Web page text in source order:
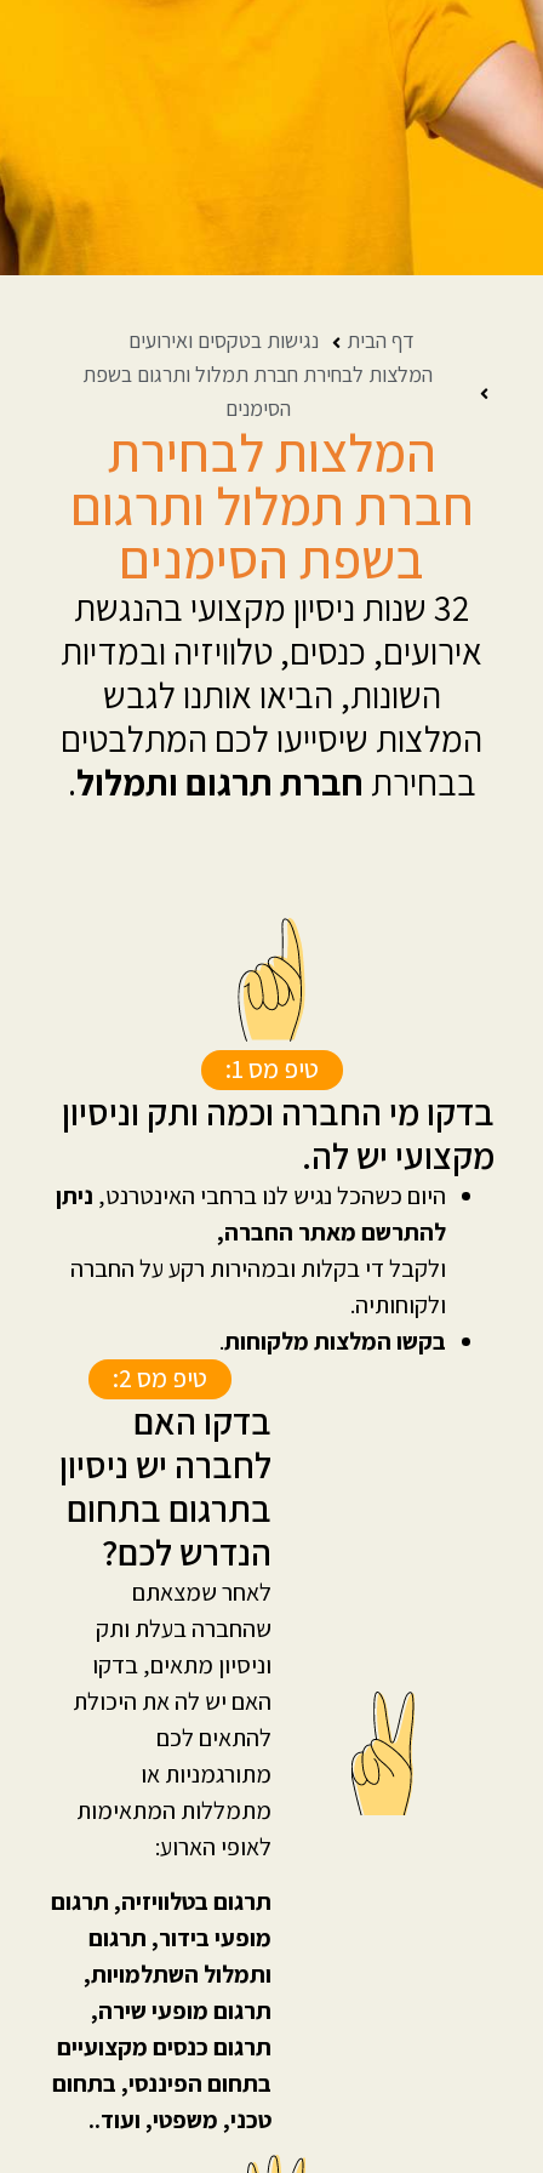
דף הבית
נגישות בטקסים ואירועים
המלצות לבחירת חברת תמלול ותרגום בשפת
הסימנים
המלצות לבחירת
חברת תמלול ותרגום
בשפת הסימנים
32 שנות ניסיון מקצועי בהנגשת
אירועים, כנסים, טלוויזיה ובמדיות
השונות, הביאו אותנו לגבש
המלצות שיסייעו לכם המתלבטים
בבחירת חברת תרגום ותמלול.
טיפ מס 1:
בדקו מי החברה וכמה ותק וניסיון
מקצועי יש לה.
היום כשהכל נגיש לנו ברחבי האינטרנט, ניתן
להתרשם מאתר החברה,
ולקבל די בקלות ובמהירות רקע על החברה
ולקוחותיה.
בקשו המלצות מלקוחות.
טיפ מס 2:
בדקו האם
לחברה יש ניסיון
בתרגום בתחום
הנדרש לכם?
לאחר שמצאתם
שהחברה בעלת ותק
וניסיון מתאים, בדקו
האם יש לה את היכולת
להתאים לכם
מתורגמניות או
מתמללות המתאימות
לאופי הארוע:
תרגום בטלוויזיה, תרגום
מופעי בידור, תרגום
ותמלול השתלמויות,
תרגום מופעי שירה,
תרגום כנסים מקצועיים
בתחום הפיננסי, בתחום
טכני, משפטי, ועוד..